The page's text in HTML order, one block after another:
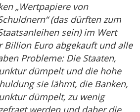
„Wertpapiere von
(das dürften zum
sein) im Wert
Billion Euro abgekauft und alle
Probleme: Die Staaten,
dümpelt und die hohe
sie lähmt, die Banken,
dümpelt, zu wenig
werden und daher die